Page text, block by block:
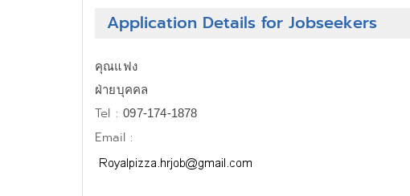
Application Details for Jobseekers
คุณแฟง
ฝ่ายบุคคล
Tel :097-174-1878
Email :